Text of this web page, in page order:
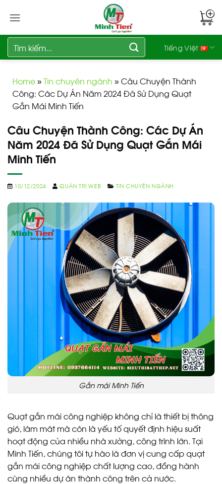
qua
dung
Tìm
kiếm:
Tiếng Việt
Home»Tin chuyên ngành »Câu Chuyện Thành
Công: Các Dự Án Năm 2024 Đã Sử Dụng Quạt
Gắn Mái Minh Tiến
Câu Chuyện Thành Công: Các Dự Án
Năm 2024 Đã Sử Dụng Quạt Gắn Mái
Minh Tiến
10/12/2024 QUẢN TRỊ WEB TIN CHUYÊN NGÀNH
Gắn mái Minh Tiến
Quạt gắn mái công nghiệp không chỉ là thiết bị thông
gió, làm mát mà còn là yếu tố quyết định hiệu suất
hoạt động của nhiều nhà xưởng, công trình lớn. Tại
Minh Tiến, chúng tôi tự hào là đơn vị cung cấp quạt
gắn mái công nghiệp chất lượng cao, đồng hành
cùng nhiều dự án thành công trên cả nước.